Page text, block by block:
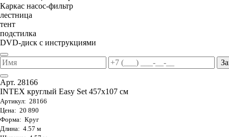
Каркас насос-фильтр
лестница
тент
подстилка
DVD-диск с инструкциями
Арт. 28166
INTEX круглый Easy Set 457х107 см
Артикул: 28166
Цена: 20 890
Форма: Круг
Длина: 4.57 м